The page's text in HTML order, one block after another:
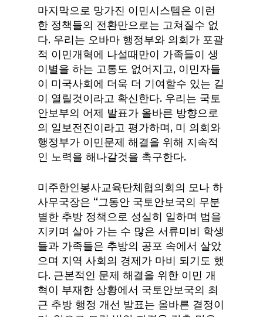
마지막으로 망가진 이민시스템은 이런
한 정책들의 전환만으로는 고쳐질수 없
다. 우리는 오바마 행정부와 의회가 포괄
적 이민개혁에 나설때만이 가족들이 생
이별을 하는 고통도 없어지고, 이민자들
이 미국사회에 더욱 더 기여할수 있는 길
이 열릴것이라고 확신한다. 우리는 국토
안보부의 어제 발표가 올바른 방향으로
의 일보전진이라고 평가하며, 미 의회와
행정부가 이민문제 해결을 위해 지속적
인 노력을 해나갈것을 촉구한다.
미주한인봉사교육단체협의회의 모나 하
사무국장은 “그동안 국토안보국의 무분
별한 추방 정책으로 성실히 일하며 법을
지키며 살아 가는 수 많은 서류미비 학생
들과 가족들은 추방의 공포 속에서 살았
으며 지역 사회의 경제가 마비 되기도 했
다. 근본적인 문제 해결을 위한 이민 개
혁이 부재한 상황에서 국토안보국의 최
근 추방 행정 개선 발표는 올바른 결정이